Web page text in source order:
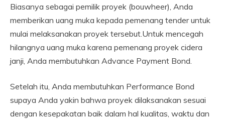
Biasanya sebagai pemilik proyek (bouwheer), Anda
memberikan uang muka kepada pemenang tender untuk
mulai melaksanakan proyek tersebut.Untuk mencegah
hilangnya uang muka karena pemenang proyek cidera
janji, Anda membutuhkan Advance Payment Bond.
Setelah itu, Anda membutuhkan Performance Bond
supaya Anda yakin bahwa proyek dilaksanakan sesuai
dengan kesepakatan baik dalam hal kualitas, waktu dan